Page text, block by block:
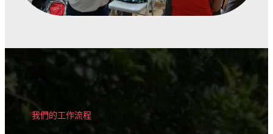
我們的工作流程